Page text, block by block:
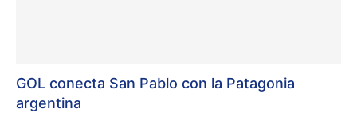
GOL conecta San Pablo con la Patagonia
argentina